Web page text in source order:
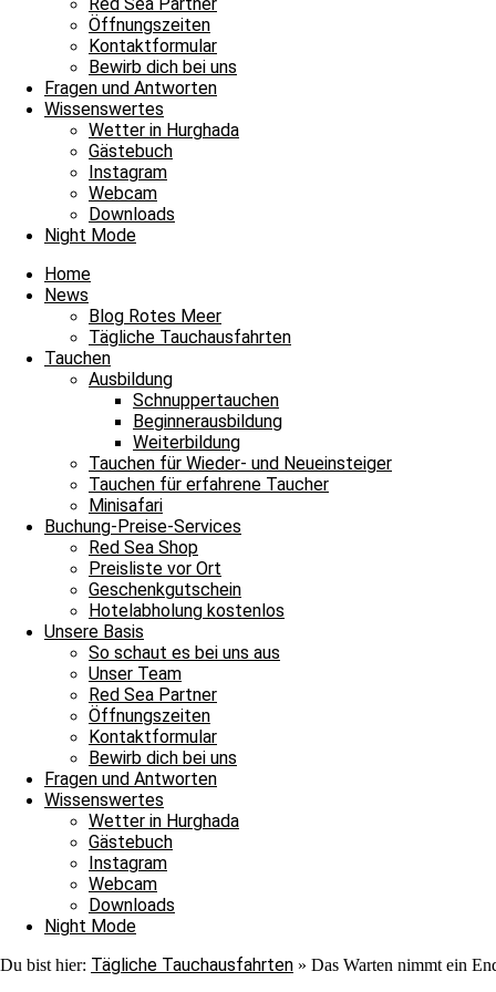
Öffnungszeiten
Kontaktformular
Bewirb dich bei uns
Fragen und Antworten
Wissenswertes
Wetter in Hurghada
Gästebuch
Instagram
Webcam
Downloads
Night Mode
Home
News
Blog Rotes Meer
Tägliche Tauchausfahrten
Tauchen
Ausbildung
Schnuppertauchen
Beginnerausbildung
Weiterbildung
Tauchen für Wieder- und Neueinsteiger
Tauchen für erfahrene Taucher
Minisafari
Buchung-Preise-Services
Red Sea Shop
Preisliste vor Ort
Geschenkgutschein
Hotelabholung kostenlos
Unsere Basis
So schaut es bei uns aus
Unser Team
Red Sea Partner
Öffnungszeiten
Kontaktformular
Bewirb dich bei uns
Fragen und Antworten
Wissenswertes
Wetter in Hurghada
Gästebuch
Instagram
Webcam
Downloads
Night Mode
Du bist hier: Tägliche Tauchausfahrten » Das Warten nimmt ein
Unsere Berichte über die Tauchausfahrten unserer Boote
immer wieder aufs Neue verzaubern. Auch morgen könnt ihr wieder
Das Warten nimmt ein Ende, Ägypten, Rotes Meer, Hurghada,
Genehmigung von unseren Fotografen: Sven Kahlbrock,